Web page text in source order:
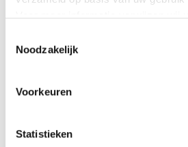
Voor meer informatie verwijzen wij
Noodzakelijk
Voorkeuren
Statistieken
FAQ: Veelgestelde
CLIFF 4×4-
Voor wie zijn de CLIFF 4x4-
geschikt?